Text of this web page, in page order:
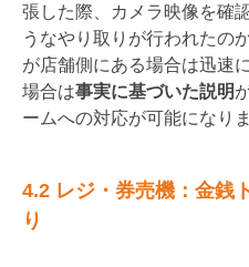
張した際、カメラ映像を確
うなやり取りが行われたの
が店舗側にある場合は迅速
場合は事実に基づいた説明
ームへの対応が可能になりま
4.2 レジ・券売機：金銭
り